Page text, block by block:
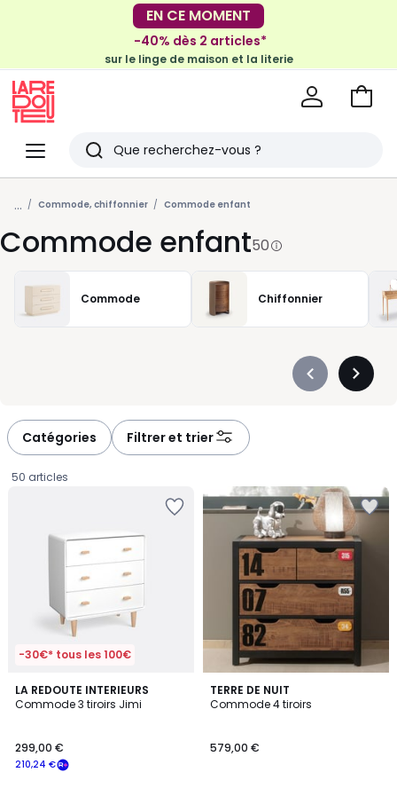
-30€ tous les 100€*
sur le meuble & la déco
-40% dès 2 articles*
sur le linge de maison et la literie
Menu
Redoute
Rechercher
Derniers
articles
vus
Voir
... Commode, chiffonnier Commode enfant
Commode enfant50
Commode Chiffonnier
Précédent
Catégories Filtrer et trier
50 articles
-30€* tous les 100€
LA REDOUTE INTERIEURS
Commode 3 tiroirs Jimi
€
souscrivez
210,24 €
299,00 €
3,8
/ 5
2
Couleurs
TERRE DE NUIT
Commode 4 tiroirs
579,00 €
5
/